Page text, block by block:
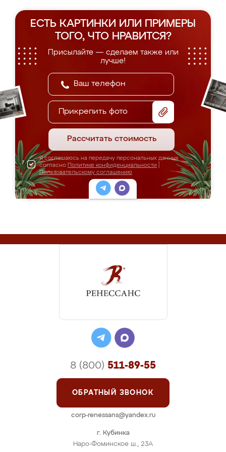
ЕСТЬ КАРТИНКИ ИЛИ ПРИМЕРЫ
ТОГО, ЧТО НРАВИТСЯ?
Присылайте — сделаем также или
лучше!
Прикрепить фото
Рассчитать стоимость
Я соглашаюсь на передачу персональных данных
согласно Политике конфиденциальности
Пользовательскому соглашению
г. Кубинка
Наро-Фоминское ш., 23А
8 (800) 511-89-55
ОБРАТНЫЙ ЗВОНОК
corp-renessans@yandex.ru